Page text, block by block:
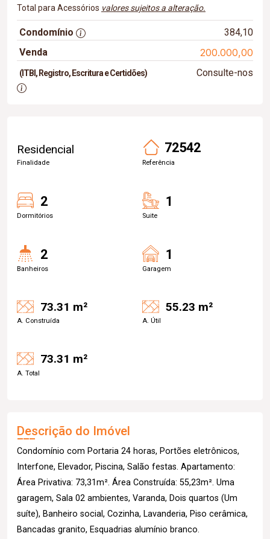
Total para Acessórios valores sujeitos a alteração.
Condomínio
384,10
Venda
200.000,00
(ITBI, Registro, Escritura e Certidões) Consulte-nos
Residencial
Finalidade
72542
Referência
2
Dormitórios
1
Suite
2
Banheiros
1
Garagem
73.31 m²
A. Construída
55.23 m²
A. Útil
73.31 m²
A. Total
Descrição do Imóvel
Condomínio com Portaria 24 horas, Portões eletrônicos,
Interfone, Elevador, Piscina, Salão festas. Apartamento:
Área Privativa: 73,31m². Área Construída: 55,23m². Uma
garagem, Sala 02 ambientes, Varanda, Dois quartos (Um
suíte), Banheiro social, Cozinha, Lavanderia, Piso cerâmica,
Bancadas granito, Esquadrias alumínio branco.